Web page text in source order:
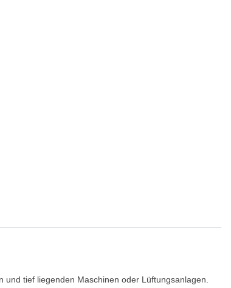
tief liegenden Maschinen oder Lüftungsanlagen.